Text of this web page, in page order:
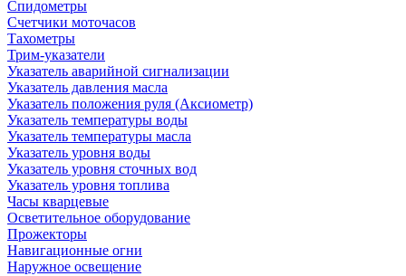
Спидометры
Счетчики моточасов
Тахометры
Трим-указатели
Указатель аварийной сигнализации
Указатель давления масла
Указатель положения руля (Аксиометр)
Указатель температуры воды
Указатель температуры масла
Указатель уровня воды
Указатель уровня сточных вод
Указатель уровня топлива
Часы кварцевые
Осветительное оборудование
Прожекторы
Навигационные огни
Наружное освещение